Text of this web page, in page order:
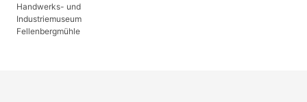
Handwerks- und
Industriemuseum
Fellenbergmühle